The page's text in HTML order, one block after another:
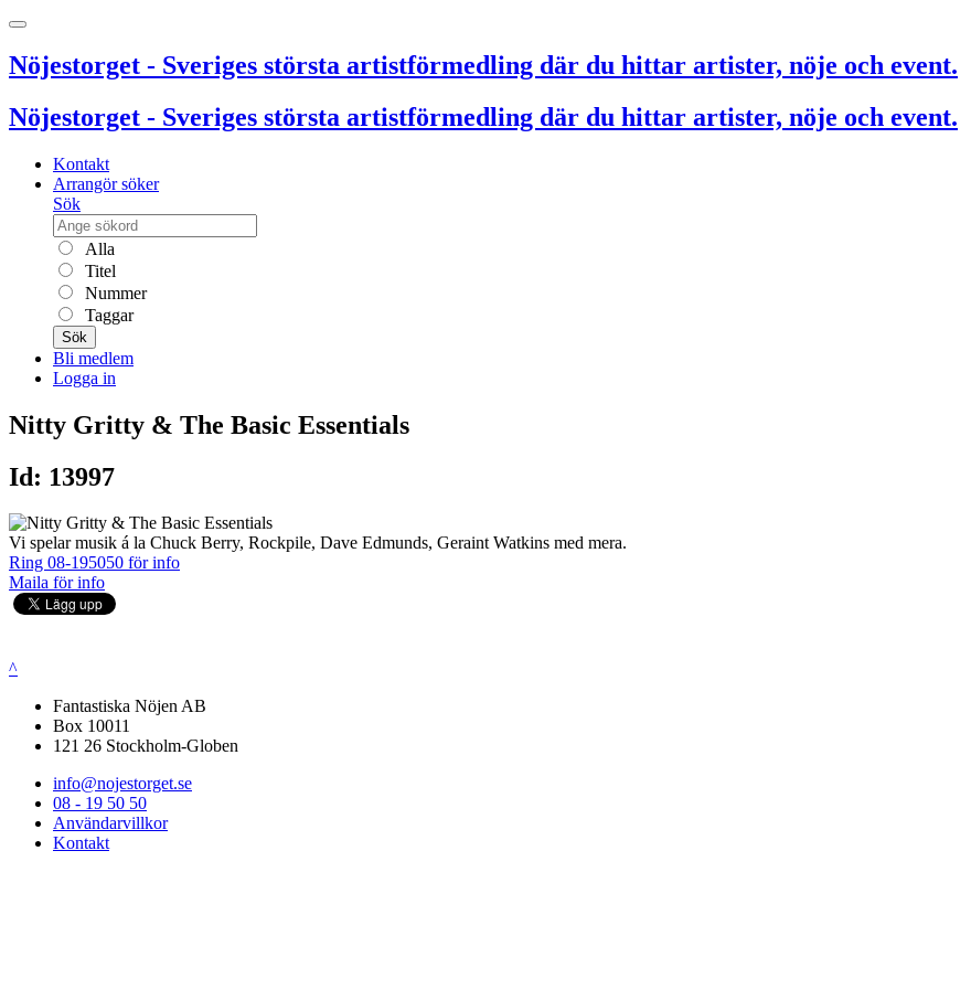
Nöjestorget - Sveriges största artistförmedling där du hittar artister, nöje och event.
Nöjestorget - Sveriges största artistförmedling där du hittar artister, nöje och event.
Kontakt
Arrangör söker
Sök
Alla
Titel
Nummer
Taggar
Sök
Bli medlem
Logga in
Nitty Gritty & The Basic Essentials
Id: 13997
Vi spelar musik á la Chuck Berry, Rockpile, Dave Edmunds, Geraint Watkins med mera.
Ring 08-195050 för info
Maila för info
^
Fantastiska Nöjen AB
Box 10011
121 26 Stockholm-Globen
info@nojestorget.se
08 - 19 50 50
Användarvillkor
Kontakt